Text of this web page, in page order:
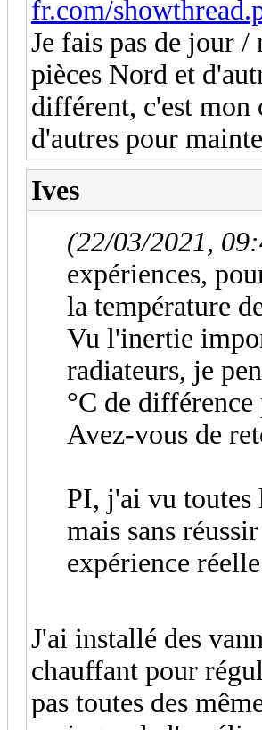
fr.com/
Je fais pas de jour
pièces Nord et
différent, c'est mon
d'autres pour
Ives
(22/03/2021,
expériences,
la température
Vu l'inertie
radiateurs, je
°C de
Avez-vous de
PI, j'ai vu toutes
mais sans
expérience
J'ai installé des
chauffant pour
pas toutes des